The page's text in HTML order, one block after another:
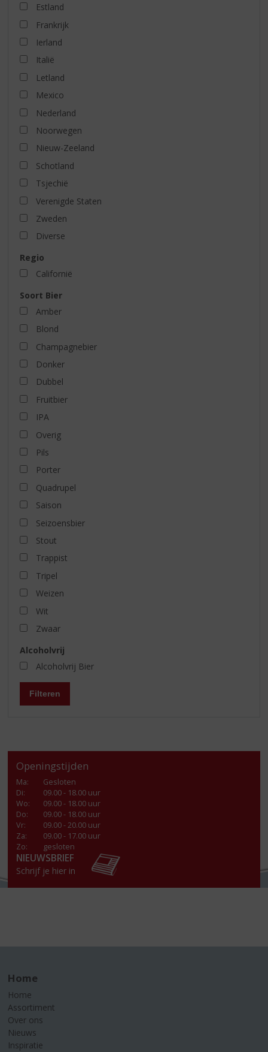
Estland
Frankrijk
Ierland
Italië
Letland
Mexico
Nederland
Noorwegen
Nieuw-Zeeland
Schotland
Tsjechië
Verenigde Staten
Zweden
Diverse
Regio
Californië
Soort Bier
Amber
Blond
Champagnebier
Donker
Dubbel
Fruitbier
IPA
Overig
Pils
Porter
Quadrupel
Saison
Seizoensbier
Stout
Trappist
Tripel
Weizen
Wit
Zwaar
Alcoholvrij
Alcoholvrij Bier
Filteren
Openingstijden
Ma:
Gesloten
Di:
09.00 - 18.00 uur
Wo:
09.00 - 18.00 uur
Do:
09.00 - 18.00 uur
Vr:
09.00 - 20.00 uur
Za:
09.00 - 17.00 uur
Zo:
gesloten
NIEUWSBRIEF
Schrijf je hier in
Home
Home
Assortiment
Over ons
Nieuws
Inspiratie